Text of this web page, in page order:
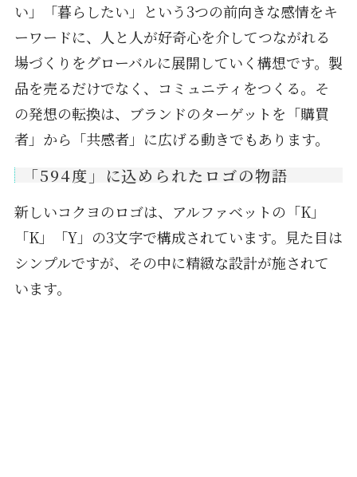
い」「暮らしたい」という3つの前向きな感情をキ
ーワードに、人と人が好奇心を介してつながれる
場づくりをグローバルに展開していく構想です。製
品を売るだけでなく、コミュニティをつくる。そ
の発想の転換は、ブランドのターゲットを「購買
者」から「共感者」に広げる動きでもあります。
「594度」に込められたロゴの物語
新しいコクヨのロゴは、アルファベットの「K」
「K」「Y」の3文字で構成されています。見た目は
シンプルですが、その中に精緻な設計が施されて
います。